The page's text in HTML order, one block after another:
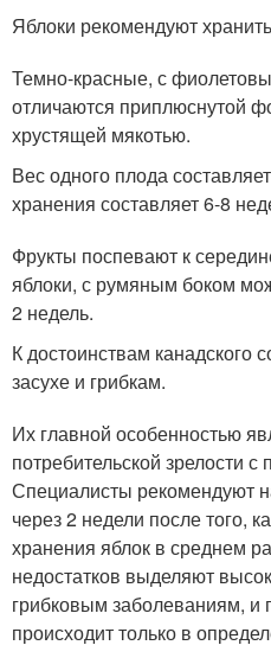
Яблоки рекомендуют
Темно-красные, с
отличаются приплюснутой
хрустящей мякотью.
Вес одного плода
хранения составляет 6-8
Фрукты поспевают к
яблоки, с румяным боком
2 недель.
К достоинствам канадского
засухе и грибкам.
Их главной особенностью
потребительской зрелости
Специалисты рекомендуют
через 2 недели после того,
хранения яблок в среднем
недостатков выделяют
грибковым заболеваниям, и
происходит только в